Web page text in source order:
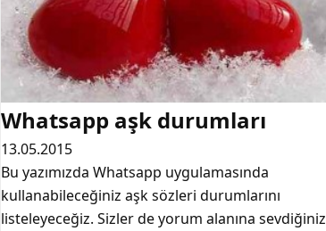
Whatsapp aşk durumları
13.05.2015
Bu yazımızda Whatsapp uygulamasında
kullanabileceğiniz aşk sözleri durumlarını
listeleyeceğiz. Sizler de yorum alanına sevdiğiniz